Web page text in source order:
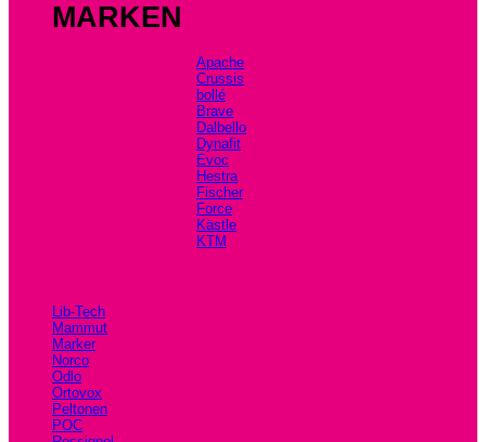
MARKEN
Apache
Crussis
bollé
Brave
Dalbello
Dynafit
Evoc
Hestra
Fischer
Force
Kästle
KTM
Lib-Tech
Mammut
Marker
Norco
Odlo
Ortovox
Peltonen
POC